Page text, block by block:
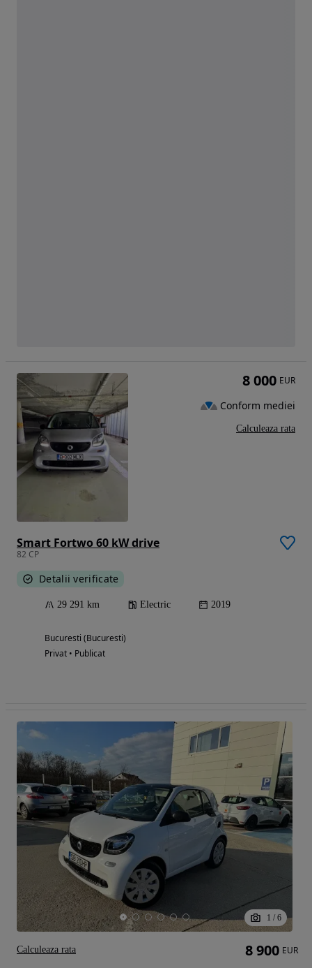
Smart Fortwo 60 kW drive
82 CP
Detalii verificate
29 291 km Electric 2019
Bucuresti (Bucuresti)
Privat • Publicat
8 000 EUR
Conform mediei
Calculeaza rata
1 / 6
8 900 EUR
Calculeaza rata